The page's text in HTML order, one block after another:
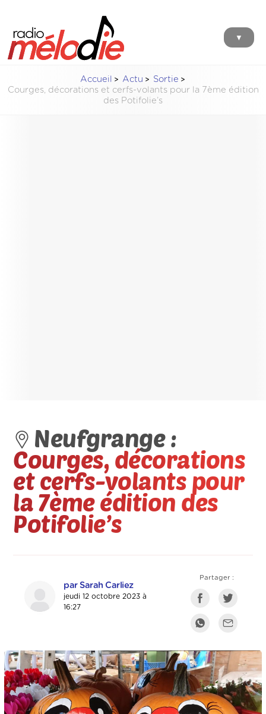
▼
Accueil Actu
Sortie
Courges, décorations et cerfs-volants pour la 7ème édition
des Potifolie’s
Neufgrange :
Courges, décorations
et cerfs-volants pour
la 7ème édition des
Potifolie’s
par Sarah Carliez
jeudi 12 octobre 2023 à
16:27
Partager :